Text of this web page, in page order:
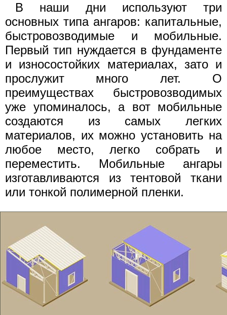
В наши дни используют три
основных типа ангаров: капитальные,
быстровозводимые и мобильные.
Первый тип нуждается в фундаменте
и износостойких материалах, зато и
прослужит много лет. О
преимуществах быстровозводимых
уже упоминалось, а вот мобильные
создаются из самых легких
материалов, их можно установить на
любое место, легко собрать и
переместить. Мобильные ангары
изготавливаются из тентовой ткани
или тонкой полимерной пленки.